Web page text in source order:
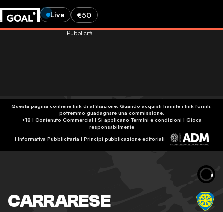
Live €50
Questa pagina contiene link di affiliazione. Quando acquisti tramite i link forniti,
potremmo guadagnare una commissione.
+18 | Contenuto Commercial | Si applicano Termini e condizioni | Gioca
responsabilmente
| Informativa Pubblicitaria | Principi pubblicazione editoriali
Pubblicità
CARRARESE